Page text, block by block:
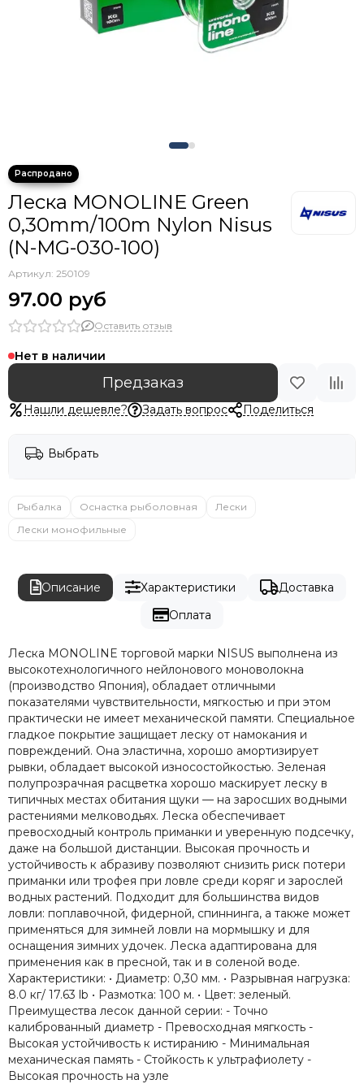
Крючки тройники с каплей
Леска MONOLINE Green
0,30mm/100m Nylon Nisus
(N-MG-030-100)
Артикул: 250109
97.00 руб
Оставить отзыв
Нет в наличии
Предзаказ
Нашли дешевле? Задать вопрос Поделиться
Выбрать
Рыбалка Оснастка рыболовная
Лески
Лески монофильные
Описание Характеристики
Доставка
Оплата
Леска MONOLINE торговой марки NISUS выполнена из
высокотехнологичного нейлонового моноволокна
(производство Япония), обладает отличными
показателями чувствительности, мягкостью и при этом
практически не имеет механической памяти. Специальное
гладкое покрытие защищает леску от намокания и
повреждений. Она эластична, хорошо амортизирует
рывки, обладает высокой износостойкостью. Зеленая
полупрозрачная расцветка хорошо маскирует леску в
типичных местах обитания щуки — на заросших водными
растениями мелководьях. Леска обеспечивает
превосходный контроль приманки и уверенную подсечку,
даже на большой дистанции. Высокая прочность и
устойчивость к абразиву позволяют снизить риск потери
приманки или трофея при ловле среди коряг и зарослей
водных растений. Подходит для большинства видов
ловли: поплавочной, фидерной, спиннинга, а также может
применяться для зимней ловли на мормышку и для
оснащения зимних удочек. Леска адаптирована для
применения как в пресной, так и в соленой воде.
Характеристики: • Диаметр: 0,30 мм. • Разрывная нагрузка:
8.0 кг/ 17.63 lb • Размотка: 100 м. • Цвет: зеленый.
Преимущества лесок данной серии: - Точно
калиброванный диаметр - Превосходная мягкость -
Высокая устойчивость к истиранию - Минимальная
механическая память - Стойкость к ультрафиолету -
Высокая прочность на узле